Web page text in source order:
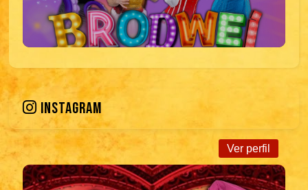
INSTAGRAM
Ver perfil